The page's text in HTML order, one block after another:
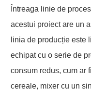
Întreaga linie de
acestui proiect are un
linia de producție este
echipat cu o serie de
consum redus, cum ar
cereale, mixer cu un